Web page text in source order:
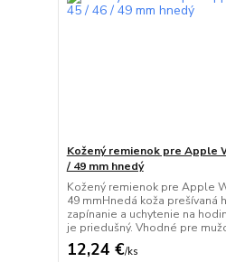
Kožený remienok pre Apple
/ 49 mm hnedý
Kožený remienok pre Apple
49 mmHnedá koža prešívaná
zapínanie a uchytenie na
je priedušný. Vhodné pre
12,24 €/ks